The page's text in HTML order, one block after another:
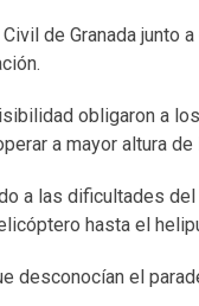
de Granada
obligaron a
a mayor altura de
a las dificultades
hasta el
el